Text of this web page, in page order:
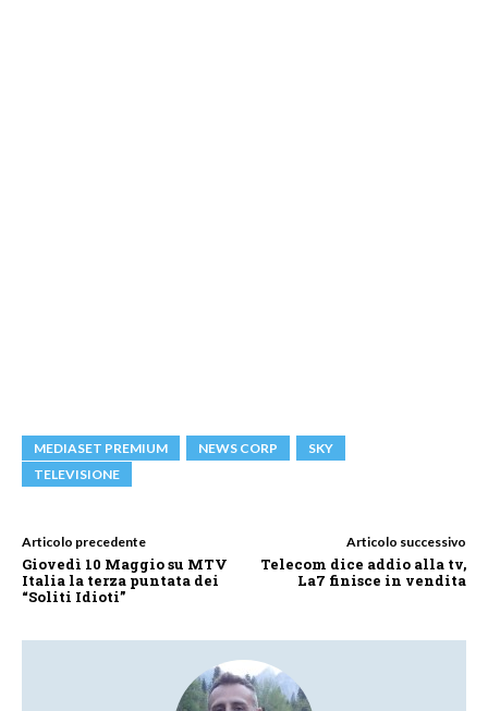
MEDIASET PREMIUM NEWS CORP
SKY
TELEVISIONE
Articolo precedente
Giovedì 10 Maggio su MTV
Italia la terza puntata dei
“Soliti Idioti”
Articolo successivo
Telecom dice addio alla tv,
La7 finisce in vendita